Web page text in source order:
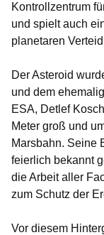
Kontrollzentrum
und spielt auch
planetaren
Der Asteroid
und dem
ESA, Detlef
Meter groß und
Marsbahn. Seine
feierlich bekannt
die Arbeit aller
zum Schutz der
Vor diesem